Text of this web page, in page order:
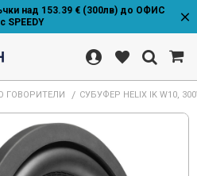
над 153.39 € (300лв) до ОФИС
SPEEDY
ГОВОРИТЕЛИ СУБУФЕР HELIX IK W10,